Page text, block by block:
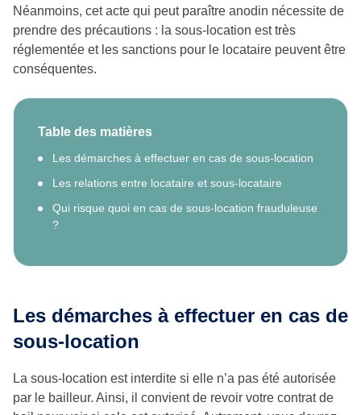
Néanmoins, cet acte qui peut paraître anodin nécessite de
prendre des précautions : la sous-location est très
réglementée et les sanctions pour le locataire peuvent être
conséquentes.
Table des matières
Les démarches à effectuer en cas de sous-location
Les relations entre locataire et sous-locataire
Qui risque quoi en cas de sous-location frauduleuse
?
Les démarches à effectuer en cas de
sous-location
La sous-location est interdite si elle n’a pas été autorisée
par le bailleur. Ainsi, il convient de revoir votre contrat de